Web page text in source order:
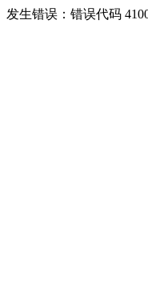
发生错误：错误代码